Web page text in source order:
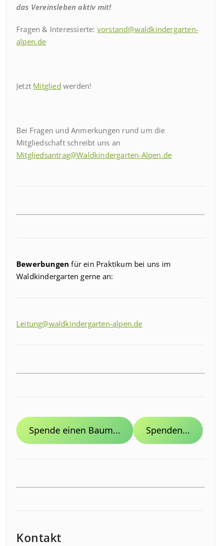
das Vereinsleben aktiv mit!
Fragen & Interessierte: vorstand@waldkindergarten-
alpen.de
Jetzt Mitglied werden!
Bei Fragen und Anmerkungen rund um die
Mitgliedschaft schreibt uns an
Mitgliedsantrag@Waldkindergarten-Alpen.de
Bewerbungenfür ein Praktikum bei uns im
Waldkindergarten gerne an:
Leitung@waldkindergarten-alpen.de
Spende einen Baum... Spenden...
Kontakt